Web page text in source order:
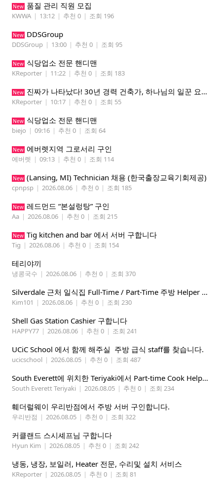
New 품질 관리 직원 모집
KWWA | 13:12 | 추천 0 | 조회 196
New DDSGroup
DDSGroup | 13:00 | 추천 0 | 조회 95
New 식당업소 전문 핸디맨
KReporter | 11:22 | 추천 0 | 조회 183
New 진짜가 나타났다! 30년 경력 건축가, 하나님의 일꾼 요한이 책임 시공합니다.
KReporter | 10:17 | 추천 0 | 조회 55
New 식당업소 전문 핸디맨
biejo | 09:16 | 추천 0 | 조회 64
New 에버렛지역 그로서리 구인
에버렛 | 09:13 | 추천 0 | 조회 114
New (Lansing, MI) Technician 채용 (한국출장교육기회제공)
cpnpsp | 2026.08.06 | 추천 0 | 조회 185
New 레드먼드 “본설렁탕” 구인
Aa | 2026.08.06 | 추천 0 | 조회 215
New Tig kitchen and bar 에서 서버 구합니다
Tig | 2026.08.06 | 추천 0 | 조회 154
테리야끼
냉콩국수 | 2026.08.06 | 추천 0 | 조회 370
Silverdale 근처 일식집 Full-Time / Part-Time 주방 Helper 구합니다.
Kim101 | 2026.08.06 | 추천 0 | 조회 230
Shell Gas Station Cashier 구합니다
HAPPY77 | 2026.08.06 | 추천 0 | 조회 241
UCiC School 에서 함께 해주실 주방 급식 staff를 찾습니다.
ucicschool | 2026.08.05 | 추천 0 | 조회 487
South Everett에 위치한 Teriyaki에서 Part-time Cook Helper 구합니다. Mon-Sat, 4:00 pm-8:30 pm
South Everett Teriyaki | 2026.08.05 | 추천 0 | 조회 234
훼더럴웨이 우리반점에서 주방 서버 구인합니다.
우리반점 | 2026.08.05 | 추천 0 | 조회 322
커클랜드 스시셰프님 구합니다
Hyun Kim | 2026.08.05 | 추천 0 | 조회 242
냉동, 냉장, 보일러, Heater 전문, 수리및 설치 서비스
KReporter | 2026.08.05 | 추천 0 | 조회 81